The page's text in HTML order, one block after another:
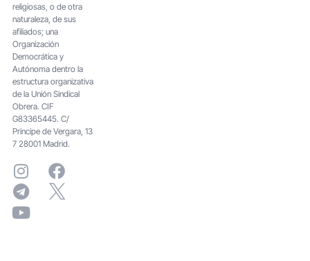
religiosas, o de otra
naturaleza, de sus
afiliados; una
Organización
Democrática y
Autónoma dentro la
estructura organizativa
de la Unión Sindical
Obrera. CIF
G83365445. C/
Principe de Vergara, 13
7 28001 Madrid.